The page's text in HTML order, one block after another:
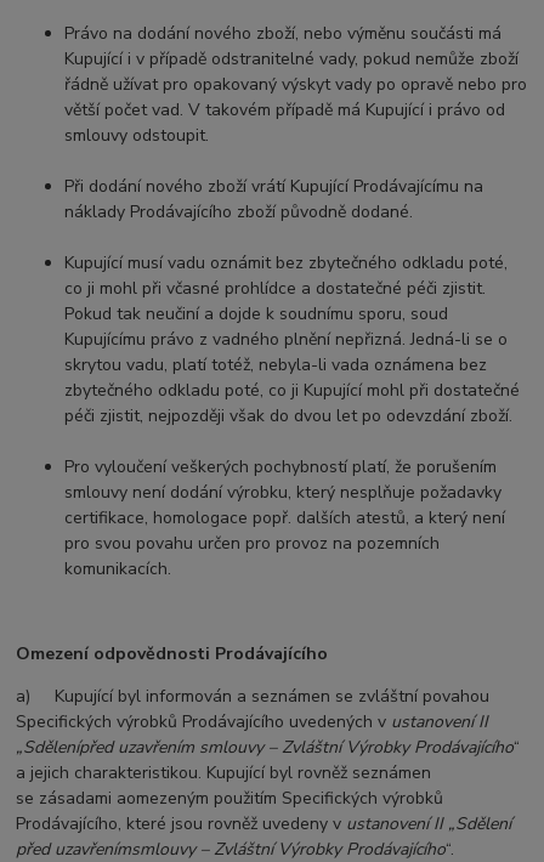
Právo na dodání nového zboží, nebo výměnu součásti má
Kupující i v případě odstranitelné vady, pokud nemůže zboží
řádně užívat pro opakovaný výskyt vady po opravě nebo pro
větší počet vad. V takovém případě má Kupující i právo od
smlouvy odstoupit.
Při dodání nového zboží vrátí Kupující Prodávajícímu na
náklady Prodávajícího zboží původně dodané.
Kupující musí vadu oznámit bez zbytečného odkladu poté,
co ji mohl při včasné prohlídce a dostatečné péči zjistit.
Pokud tak neučiní a dojde k soudnímu sporu, soud
Kupujícímu právo z vadného plnění nepřizná. Jedná-li se o
skrytou vadu, platí totéž, nebyla-li vada oznámena bez
zbytečného odkladu poté, co ji Kupující mohl při dostatečné
péči zjistit, nejpozději však do dvou let po odevzdání zboží.
Pro vyloučení veškerých pochybností platí, že porušením
smlouvy není dodání výrobku, který nesplňuje požadavky
certifikace, homologace popř. dalších atestů, a který není
pro svou povahu určen pro provoz na pozemních
komunikacích.
Omezení odpovědnosti Prodávajícího
a) Kupující byl informován a seznámen se zvláštní povahou
Specifických výrobků Prodávajícího uvedených v ustanovení II
„Sdělenípřed uzavřením smlouvy – Zvláštní Výrobky Prodávajícího“
a jejich charakteristikou. Kupující byl rovněž seznámen
se zásadami aomezeným použitím Specifických výrobků
Prodávajícího, které jsou rovněž uvedeny v ustanovení II „Sdělení
před uzavřenímsmlouvy– Zvláštní Výrobky Prodávajícího“.